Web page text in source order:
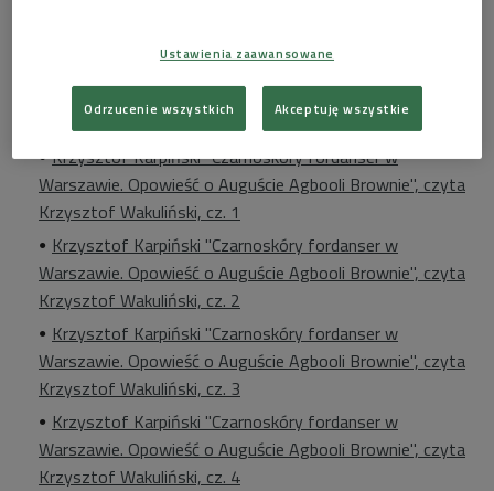
Agbooli Brownie" czytał Krzysztof Wakuliński.
POSŁUCHAJ:
Krzysztof Karpiński "Czarnoskóry fordanser w
Warszawie. Opowieść o Auguście Agbooli Brownie", czyta
Krzysztof Wakuliński, cz. 1
Krzysztof Karpiński "Czarnoskóry fordanser w
Warszawie. Opowieść o Auguście Agbooli Brownie", czyta
Krzysztof Wakuliński, cz. 2
Krzysztof Karpiński "Czarnoskóry fordanser w
Warszawie. Opowieść o Auguście Agbooli Brownie", czyta
Krzysztof Wakuliński, cz. 3
Krzysztof Karpiński "Czarnoskóry fordanser w
Warszawie. Opowieść o Auguście Agbooli Brownie", czyta
Krzysztof Wakuliński, cz. 4
Ustawienia zaawansowane
Odrzucenie wszystkich Akceptuję wszystkie